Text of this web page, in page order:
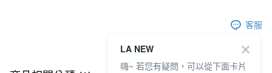
客服
LA NEW
嗨~ 若您有疑問，可以從下面卡片